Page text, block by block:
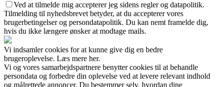
Ved at tilmelde mig accepterer jeg sidens regler og datapolitik.
Tilmelding til nyhedsbrevet betyder, at du accepterer vores
brugerbetingelser og persondatapolitik. Du kan nemt framelde dig,
hvis du ikke længere ønsker at modtage mails.
Vi indsamler cookies for at kunne give dig en bedre
brugeroplevelse. Læs mere her.
Vi og vores samarbejdspartnere benytter cookies til at behandle
persondata og forbedre din oplevelse ved at levere relevant indhold
og målrettede annoncer. Du bestemmer selv, hvordan dine